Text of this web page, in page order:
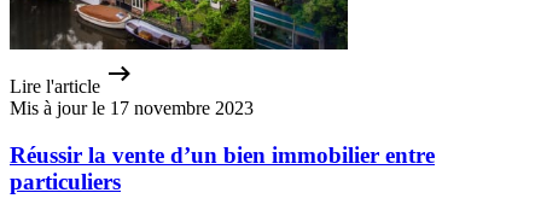
Lire l'article
Mis à jour le 17 novembre 2023
Réussir la vente d’un bien immobilier entre
particuliers